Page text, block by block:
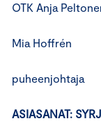
OTK Anja
Mia
ASIASANAT: